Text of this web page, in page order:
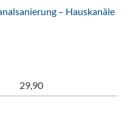
– Hauskanäle
29,90